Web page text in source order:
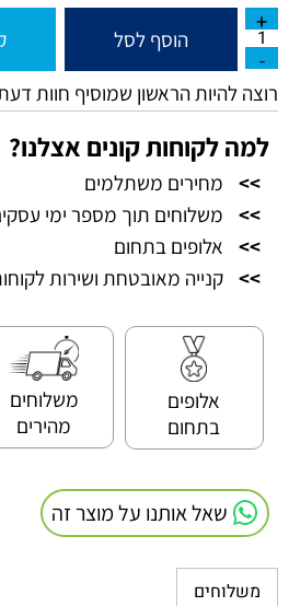
הוסף לסל
רוצה להיות הראשון שמוסיף חוות
למה לקוחות קונים אצלנו?
>>
מחירים משתלמים
>>
משלוחים תוך מספר ימי
>>
אלופים בתחום
>> קנייה מאובטחת ושירות
אלופים
בתחום
משלוחים
מהירים
שאל אותנו על מוצר זה
משלוחים